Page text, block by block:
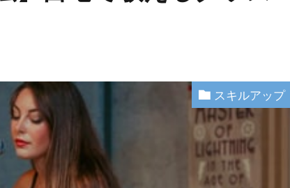
スキルアップ